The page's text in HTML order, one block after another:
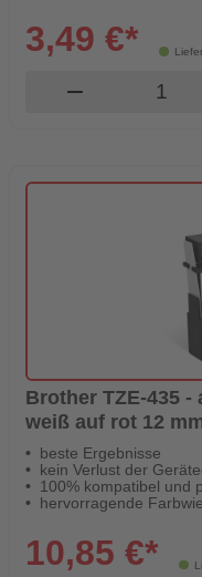
3,49 €*
remove
Brother TZE-435
weiß auf rot 12
beste Ergebnisse
kein Verlust der
100% kompatibel und
hervorragende
10,85 €*